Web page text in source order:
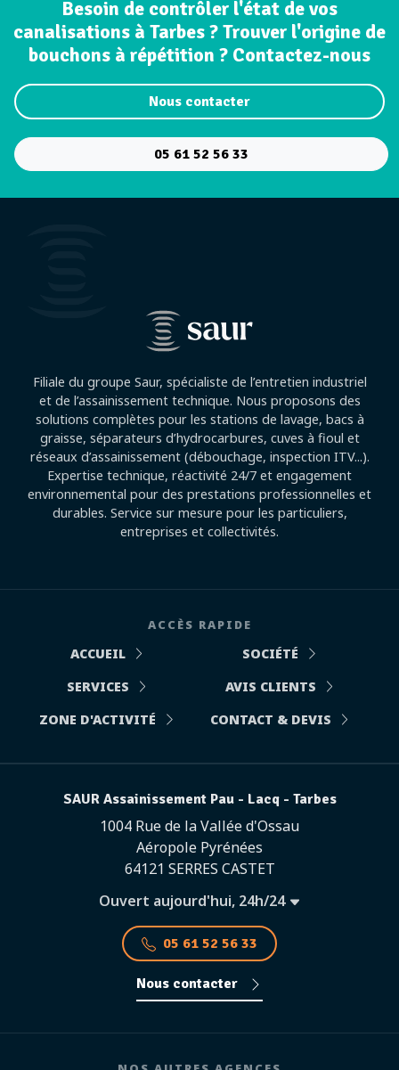
Besoin de contrôler l'état de vos
canalisations à Tarbes ? Trouver l'origine de
bouchons à répétition ? Contactez-nous
Nous contacter
05 61 52 56 33
Filiale du groupe Saur, spécialiste de l’entretien industriel
et de l’assainissement technique. Nous proposons des
solutions complètes pour les stations de lavage, bacs à
graisse, séparateurs d’hydrocarbures, cuves à fioul et
réseaux d’assainissement (débouchage, inspection ITV...).
Expertise technique, réactivité 24/7 et engagement
environnemental pour des prestations professionnelles et
durables. Service sur mesure pour les particuliers,
entreprises et collectivités.
ACCÈS RAPIDE
ACCUEIL
SOCIÉTÉ
SERVICES
AVIS CLIENTS
ZONE D'ACTIVITÉ
CONTACT & DEVIS
SAUR Assainissement Pau - Lacq - Tarbes
1004 Rue de la Vallée d'Ossau
Aéropole Pyrénées
64121 SERRES CASTET
Ouvert aujourd'hui, 24h/24
05 61 52 56 33
Nous contacter